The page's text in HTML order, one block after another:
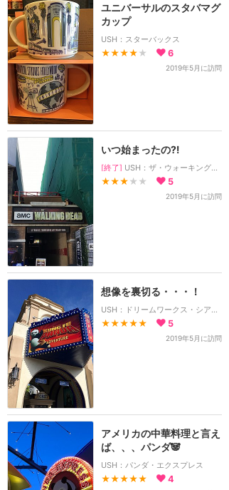
ユニバーサルのスタバマグ
カップ
USH：スターバックス
★★★★ ★ 6
2019年5月に訪問
いつ始まったの⁈
[終了] USH：ザ・ウォーキング・デッド・アトラクション
★★★ ★★ 5
2019年5月に訪問
想像を裏切る・・・！
USH：ドリームワークス・シアター：カンフーパンダ
★★★★★ 5
2019年5月に訪問
アメリカの中華料理と言え
ば、、、パンダ🐼
USH：パンダ・エクスプレス
★★★★★ 4